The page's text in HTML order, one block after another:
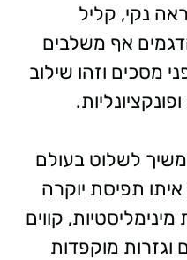
נקי, קליל
אף משלבים
מסכים וזהו שילוב
לשלוט בעולם
איתו תפיסת יוקרה
קווים
וגזרות מוקפדות